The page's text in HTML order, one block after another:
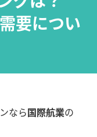
要につい
なら国際航業の